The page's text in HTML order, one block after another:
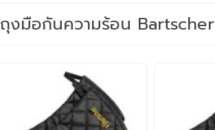
ถุงมือกันความร้อน Bartscher